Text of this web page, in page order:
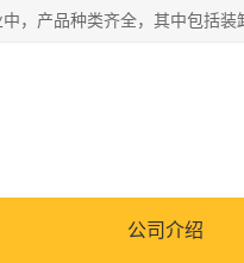
公司介绍